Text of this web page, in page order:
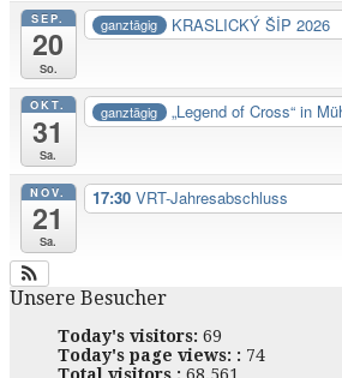
SEP.
20
So.
ganztägig KRASLICKÝ ŠİP 2026
OKT.
31
Sa.
ganztägig „Legend of Cross“ in
NOV.
21
Sa.
17:30 VRT-Jahresabschluss
Unsere Besucher
Today's visitors: 69
Today's page views: : 74